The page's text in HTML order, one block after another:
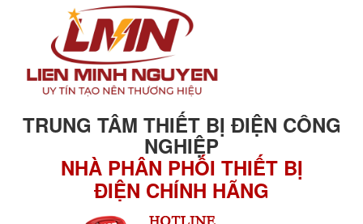
TRUNG TÂM THIẾT BỊ ĐIỆN CÔNG
NGHIỆP
NHÀ PHÂN PHỐI THIẾT BỊ
ĐIỆN CHÍNH HÃNG